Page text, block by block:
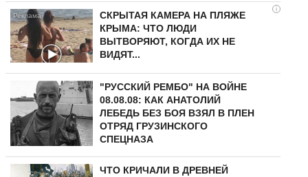
i
СКРЫТАЯ КАМЕРА НА ПЛЯЖЕ
КРЫМА: ЧТО ЛЮДИ
ВЫТВОРЯЮТ, КОГДА ИХ НЕ
ВИДЯТ...
"РУССКИЙ РЕМБО" НА ВОЙНЕ
08.08.08: КАК АНАТОЛИЙ
ЛЕБЕДЬ БЕЗ БОЯ ВЗЯЛ В ПЛЕН
ОТРЯД ГРУЗИНСКОГО
СПЕЦНАЗА
ЧТО КРИЧАЛИ В ДРЕВНЕЙ